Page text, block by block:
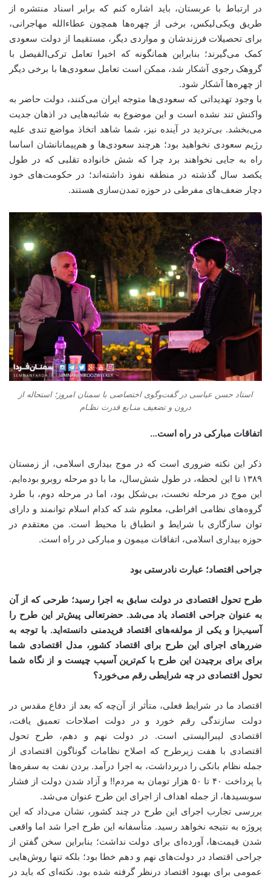
در ارتباط با عربستان، باید اشاره کنم که برابر اسناد منتشره از
طریق ویکی‌لیکس، برخی از چهره‌ها همچون عطاءالله مهاجرانی،
برای تحصیلات فرزندشان و مواردی دیگر، مستقیما از دولت سعودی
کمک می‌گیرند؛ بنابراین همانگونه که اخیرا تعامل ترکی‌الفیصل با
گروهک رجوی آشکار شد، ممکن است تعامل سعودی‌ها با برخی دیگر
از چهره‌ها آشکار شود.
با وجود تهدیداتی که سعودی‌ها متوجه ایران می‌کنند، دولت حاضر به
واکنش تند نشده است و این موضوع به شائبه‌هایی در اذهان جدیت
می‌بخشد. بی‌تردید در آینده نیز، شما شاهد اتخاذ مواضع تندی علیه
رژیم سعودی نخواهید بود؛ هرچند سعودی‌ها و هم‌پیمانانشان اساسا
راه به جایی نخواهند برد چرا که شش خانواده تقلبی که در طول
یکصد سال گذشته در منطقه نفوذ داشته‌اند؛ در حکومت‌های خود
دچار ضعف‌های مفرطی در حوزه تمدن‌سازی هستند.
استاد حسن عباسی در گفت‌وگوی اختصاصی با سمنان امروز؛ استحاله از
درون و تضعیف منـابع قدرت نظـام
اتفاقات مبارکی در راه است…
ذکر این نکته ضروری است که در موج بیداری اسلامی، از زمستان
۱۳۸۹ تا این لحظه، در طول شش‌سال، ما با دو مرحله روبرو بوده‌ایم.
این موج در مرحله نخست، بی‌شکل بود، اما در مرحله دوم، با طرد
گروه‌های نظامی افراطی، معلوم شد که کدام اسلام توانمند و دارای
توان سازگاری با شرایط و انطباق با محیط است. من معتقدم در
حوزه بیداری اسلامی، اتفاقات میمون و مبارکی در راه است.
جراحی اقتصاد؛ عبارت نادرستی بود
طرح تحول اقتصادی در دولت سابق به اجرا رسید؛ طرحی که از آن
به عنوان جراحی اقتصاد یاد می‌شد. حضرتعالی پیش‌تر این طرح را
آسیب‌زا و یکی از مولفه‌های اقتصاد فریدمنی دانسته‌اید. با توجه به
ضررهای اجرای این طرح برای اقتصاد کشور، مدل اقتصادی شما
برای برای برچیدن این طرح با کم‌ترین آسیب چیست و از نگاه شما
تحول اقتصادی در چه شرایطی رقم می‌خورد؟
اقتصاد ما در شرایط فعلی، متأثر از آن‌چه که بعد از دفاع مقدس در
دولت سازندگی رقم خورد و در دولت اصلاحات تعمیق یافت،
اقتصادی لیبرالیستی است. در دولت نهم و دهم، طرح تحول
اقتصادی با هفت زیر‌طرح که اصلاح نظامات گوناگون اقتصادی از
جمله نظام بانکی را دربرداشت، به اجرا درآمد. بردن نفت به سفره‌ها
با پرداخت ۴۰ تا ۵۰ هزار تومان به مردم!! و آزاد شدن دولت از فشار
سوبسیدها، از جمله اهداف از اجرای این طرح عنوان می‌شد.
بررسی تجارب اجرای این طرح در چند کشور، نشان می‌داد که این
پروژه به نتیجه نخواهد رسید. متأسفانه این طرح اجرا شد اما واقعی
شدن قیمت‌ها، آورده‌ای برای دولت نداشت؛ بنابراین سخن گفتن از
جراحی اقتصاد در دولت‌های نهم و دهم خطا بود؛ بلکه تنها روش‌هایی
عمومی برای بهبود اقتصاد درنظر گرفته شده بود. نکته‌ای که باید در